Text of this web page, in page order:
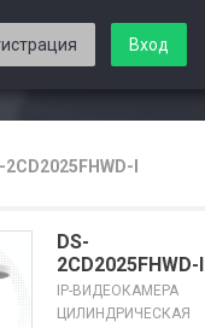
Вход
2CD2025FHWD-I
DS-
2CD2025FHWD-I
IP-ВИДЕОКАМЕРА
ЦИЛИНДРИЧЕСКАЯ